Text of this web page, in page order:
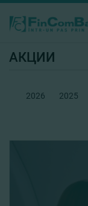
АКЦИИ
2026 2025